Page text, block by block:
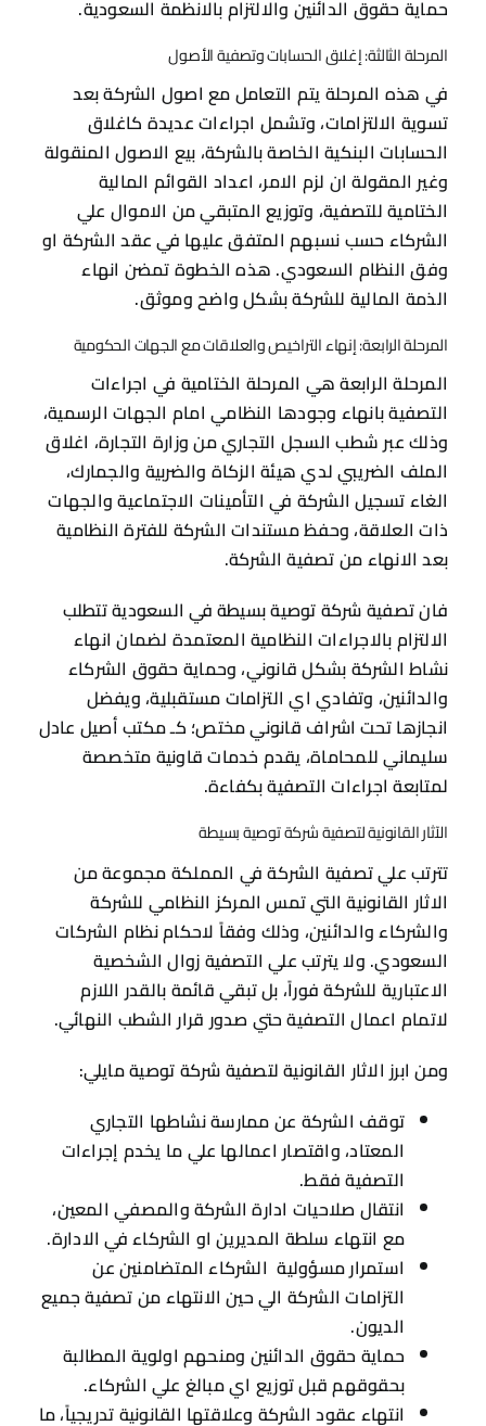
حماية حقوق الدائنين والالتزام بالانظمة السعودية.
المرحلة الثالثة: إغلاق الحسابات وتصفية الأصول
في هذه المرحلة يتم التعامل مع اصول الشركة بعد
تسوية الالتزامات، وتشمل اجراءات عديدة كاغلاق
الحسابات البنكية الخاصة بالشركة، بيع الاصول المنقولة
وغير المقولة ان لزم الامر، اعداد القوائم المالية
الختامية للتصفية، وتوزيع المتبقي من الاموال علي
الشركاء حسب نسبهم المتفق عليها في عقد الشركة او
وفق النظام السعودي. هذه الخطوة تمضن انهاء
الذمة المالية للشركة بشكل واضح وموثق.
المرحلة الرابعة: إنهاء التراخيص والعلاقات مع الجهات الحكومية
المرحلة الرابعة هي المرحلة الختامية في اجراءات
التصفية بانهاء وجودها النظامي امام الجهات الرسمية،
وذلك عبر شطب السجل التجاري من وزارة التجارة، اغلاق
الملف الضريبي لدي هيئة الزكاة والضربية والجمارك،
الغاء تسجيل الشركة في التأمينات الاجتماعية والجهات
ذات العلاقة، وحفظ مستندات الشركة للفترة النظامية
بعد الانهاء من تصفية الشركة.
فان تصفية شركة توصية بسيطة في السعودية تتطلب
الالتزام بالاجراءات النظامية المعتمدة لضمان انهاء
نشاط الشركة بشكل قانوني، وحماية حقوق الشركاء
والدائنين، وتفادي اي التزامات مستقبلية، ويفضل
انجازها تحت اشراف قانوني مختص؛ كـ مكتب أصيل عادل
سليماني للمحاماة، يقدم خدمات قاونية متخصصة
لمتابعة اجراءات التصفية بكفاءة.
الآثار القانونية لتصفية شركة توصية بسيطة
تترتب علي تصفية الشركة في المملكة مجموعة من
الاثار القانونية التي تمس المركز النظامي للشركة
والشركاء والدائنين، وذلك وفقاً لاحكام نظام الشركات
السعودي. ولا يترتب علي التصفية زوال الشخصية
الاعتبارية للشركة فوراً، بل تبقي قائمة بالقدر اللازم
لاتمام اعمال التصفية حتي صدور قرار الشطب النهائي.
ومن ابرز الاثار القانونية لتصفية شركة توصية مايلي:
توقف الشركة عن ممارسة نشاطها التجاري
المعتاد، واقتصار اعمالها علي ما يخدم إجراءات
التصفية فقط.
انتقال صلاحيات ادارة الشركة والمصفي المعين،
مع انتهاء سلطة المديرين او الشركاء في الادارة.
استمرار مسؤولية الشركاء المتضامنين عن
التزامات الشركة الي حين الانتهاء من تصفية جميع
الديون.
حماية حقوق الدائنين ومنحهم اولوية المطالبة
بحقوقهم قبل توزيع اي مبالغ علي الشركاء.
انتهاء عقود الشركة وعلاقتها القانونية تدريجياً، ما